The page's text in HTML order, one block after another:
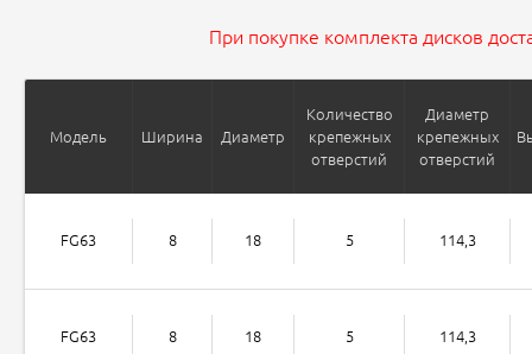
При покупке комплекта дисков
Модель Ширина Диаметр
Количество
крепежных
отверстий
Диаметр
крепежных
отверстий
FG63 8 18 5 114,3
FG63 8 18 5 114,3